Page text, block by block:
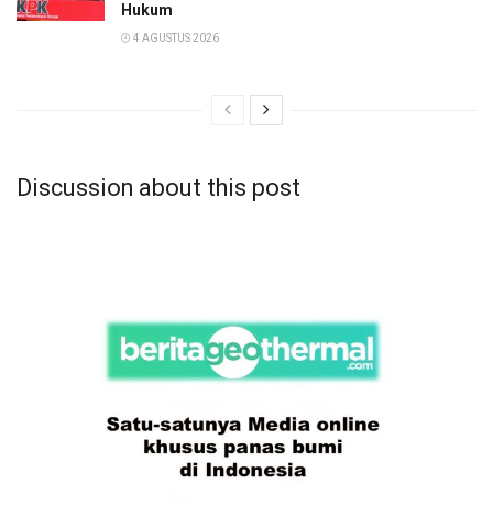
Hukum
4 AGUSTUS 2026
Discussion about this post